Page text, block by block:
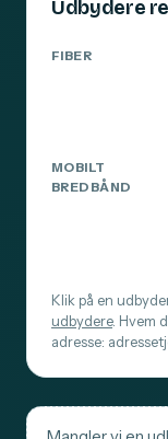
Udbydere
FIBER
MOBILT
BREDBÅND
Klik på en
udbydere. Hvem
adresse: